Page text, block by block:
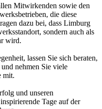
Mitwirkenden sowie den
die diese
dazu bei, dass Limburg
sondern auch als
wird.
lassen Sie sich beraten,
nehmen Sie viele
mit.
und unseren
Tage auf der